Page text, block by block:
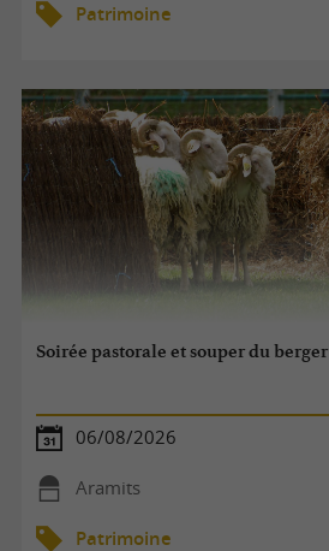
Patrimoine
Soirée pastorale et souper du berger
06/08/2026
Aramits
Patrimoine